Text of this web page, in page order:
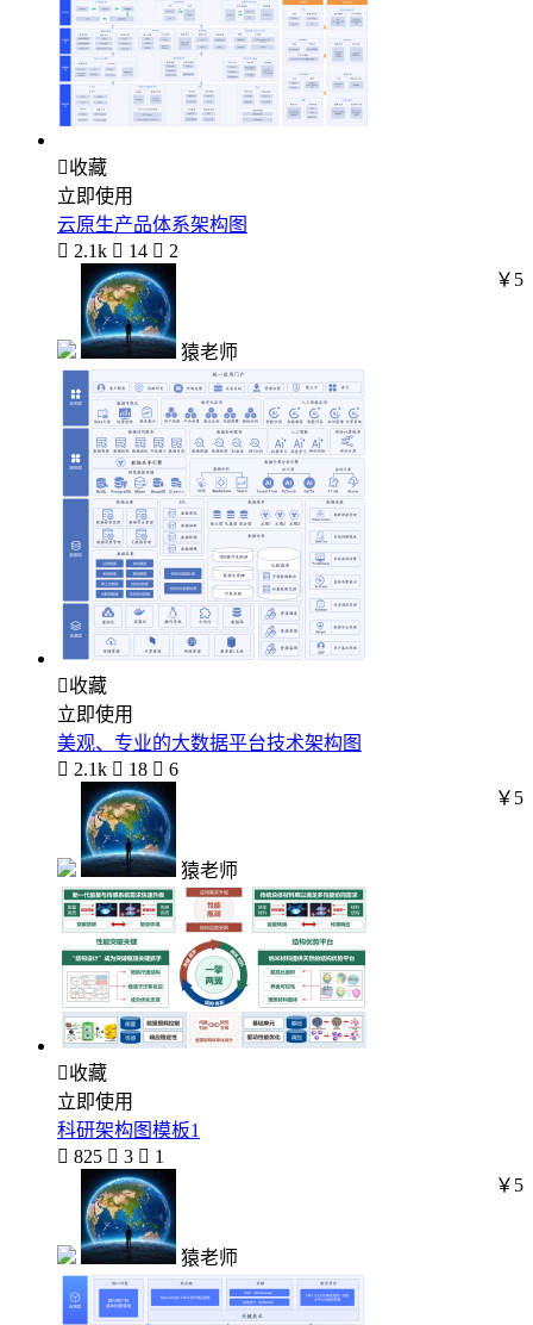
收藏
立即使用
云原生产品体系架构图
 2.1k  14  2
猿老师
￥5
收藏
立即使用
美观、专业的大数据平台技术架构图
 2.1k  18  6
猿老师
￥5
收藏
立即使用
科研架构图模板1
 825  3  1
猿老师
￥5